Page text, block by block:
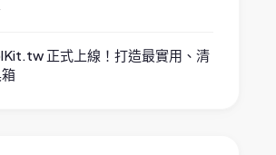
正式上線！打造最實用、清